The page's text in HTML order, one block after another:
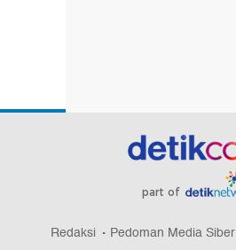
part of
Redaksi Pedoman Media Siber